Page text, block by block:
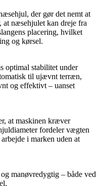
der gør det nemt at
at næsehjulet kan dreje fra
placering, hvilket
og kørsel.
optimal stabilitet under
til ujævnt terræn,
og effektivt – uanset
at maskinen kræver
fordeler vægten
i marken uden at
manøvredygtig – både ved